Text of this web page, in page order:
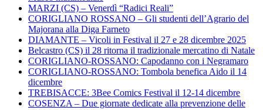
MARZI (CS) – Venerdì “Radici Reali”
CORIGLIANO ROSSANO – Gli studenti dell’Agrario del
Majorana alla Diga Farneto
DIAMANTE – Vicoli in Festival il 27 e 28 dicembre 2025
Belcastro (CS) il 28 ritorna il tradizionale mercatino di Natale
CORIGLIANO-ROSSANO: Capodanno con i Negramaro
CORIGLIANO-ROSSANO: Tombola benefica Aido il 14
dicembre
TREBISACCE: 3Bee Comics Festival il 12-14 dicembre
COSENZA – Due giornate dedicate alla prevenzione delle